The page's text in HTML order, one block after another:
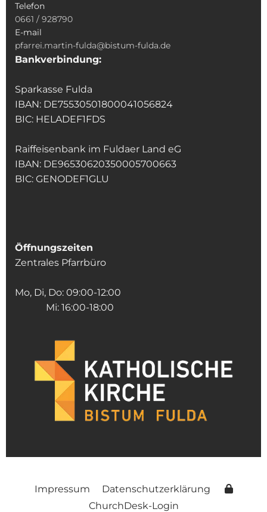
Telefon
0661 / 928790
E-mail
pfarrei.martin-fulda@bistum-fulda.de
Bankverbindung:
Sparkasse Fulda
IBAN: DE75530501800041056824
BIC: HELADEF1FDS
Raiffeisenbank im Fuldaer Land eG
IBAN: DE96530620350005700663
BIC: GENODEF1GLU
Öffnungszeiten
Zentrales Pfarrbüro
Mo, Di, Do: 09:00-12:00
Mi: 16:00-18:00
Impressum
Datenschutzerklärung
ChurchDesk-Login